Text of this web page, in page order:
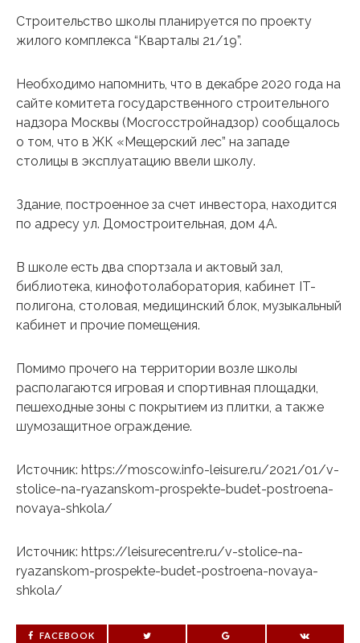
Строительство школы планируется по проекту
жилого комплекса “Кварталы 21/19”.
Необходимо напомнить, что в декабре 2020 года на
сайте комитета государственного строительного
надзора Москвы (Мосгосстройнадзор) сообщалось
о том, что в ЖК «Мещерский лес” на западе
столицы в эксплуатацию ввели школу.
Здание, построенное за счет инвестора, находится
по адресу ул. Домостроительная, дом 4А.
В школе есть два спортзала и актовый зал,
библиотека, кинофотолаборатория, кабинет IT-
полигона, столовая, медицинский блок, музыкальный
кабинет и прочие помещения.
Помимо прочего на территории возле школы
располагаются игровая и спортивная площадки,
пешеходные зоны с покрытием из плитки, а также
шумозащитное ограждение.
Источник: https://moscow.info-leisure.ru/2021/01/v-
stolice-na-ryazanskom-prospekte-budet-postroena-
novaya-shkola/
Источник: https://leisurecentre.ru/v-stolice-na-
ryazanskom-prospekte-budet-postroena-novaya-
shkola/
FACEBOOK